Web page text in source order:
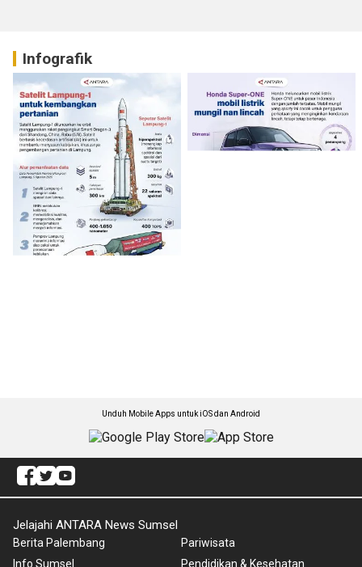
Infografik
Unduh Mobile Apps untuk iOS dan Android
Jelajahi ANTARA News Sumsel
Berita Palembang
Info Sumsel
Pariwisata
Pendidikan & Kesehatan